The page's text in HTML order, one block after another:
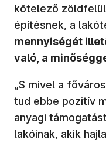
kötelező
építésnek, a
mennyiségét
való, a
„S mivel a
tud ebbe pozitív
anyagi
lakóinak, akik